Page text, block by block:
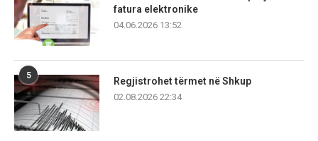
fatura elektronike
04.06.2026 13:52
5
Regjistrohet tërmet në Shkup
02.08.2026 22:34